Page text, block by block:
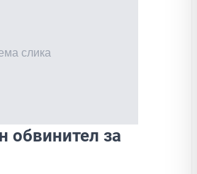
обвинител за